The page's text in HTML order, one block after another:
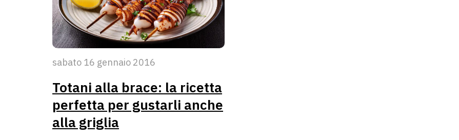
sabato 16 gennaio 2016
Totani alla brace: la ricetta
perfetta per gustarli anche
alla griglia